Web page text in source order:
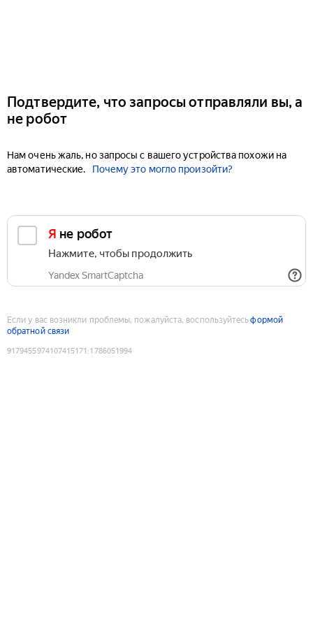
Подтвердите, что запросы отправляли вы, а
не робот
Нам очень жаль, но запросы с вашего устройства похожи на
автоматические.
Почему это могло произойти?
Я не робот
Нажмите, чтобы продолжить
Yandex SmartCaptcha
Если у вас возникли проблемы, пожалуйста, воспользуйтесьформой
обратной связи
9179455974107415171 :1786051994